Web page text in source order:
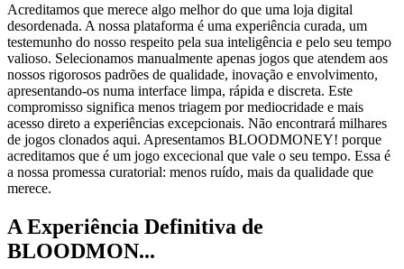
Acreditamos que merece algo melhor do que uma loja digital
desordenada. A nossa plataforma é uma experiência curada, um
testemunho do nosso respeito pela sua inteligência e pelo seu tempo
valioso. Selecionamos manualmente apenas jogos que atendem aos
nossos rigorosos padrões de qualidade, inovação e envolvimento,
apresentando-os numa interface limpa, rápida e discreta. Este
compromisso significa menos triagem por mediocridade e mais
acesso direto a experiências excepcionais. Não encontrará milhares
de jogos clonados aqui. Apresentamos BLOODMONEY! porque
acreditamos que é um jogo excecional que vale o seu tempo. Essa é
a nossa promessa curatorial: menos ruído, mais da qualidade que
merece.
A Experiência Definitiva de
BLOODMON...